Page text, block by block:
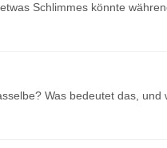
Schlimmes könnte
Was bedeutet das, und